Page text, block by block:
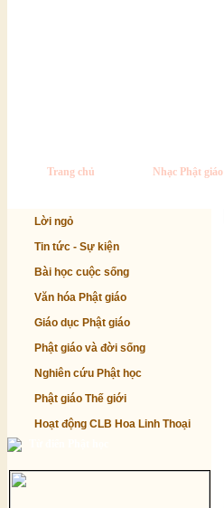
Trang chủ Nhạc Phật giáo
Lời ngỏ
Tin tức - Sự kiện
Bài học cuộc sống
Văn hóa Phật giáo
Giáo dục Phật giáo
Phật giáo và đời sống
Nghiên cứu Phật học
Phật giáo Thế giới
Hoạt động CLB Hoa Linh Thoại